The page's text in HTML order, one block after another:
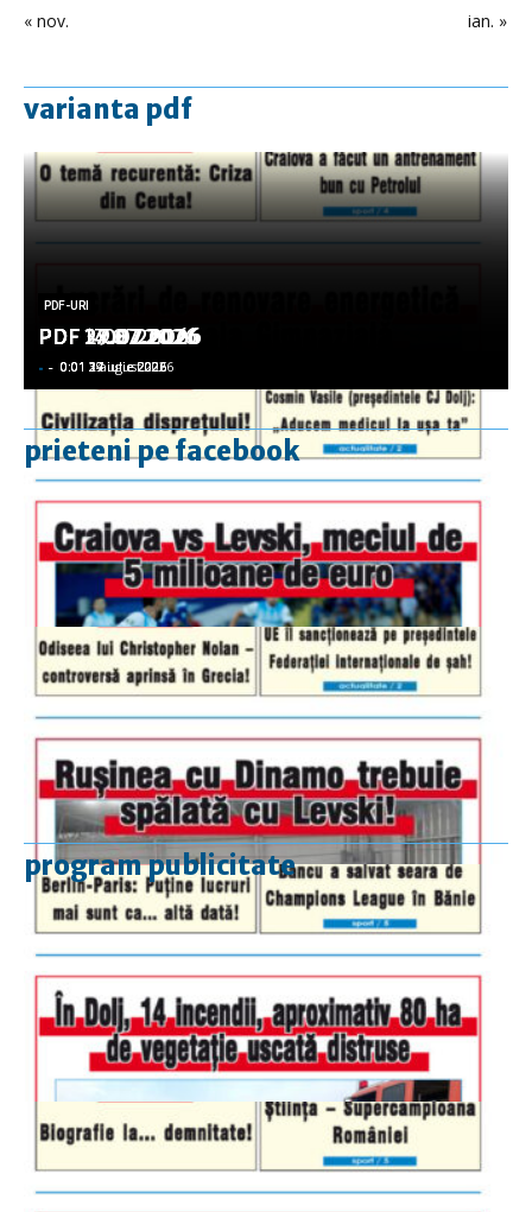
« nov. ian. »
varianta pdf
PDF-URI
PDF 3.08.2026
- - 0:01 3 august 2026
PDF-URI
PDF 29.07.2026
- - 0:01 29 iulie 2026
PDF-URI
PDF 27.07.2026
- - 0:01 27 iulie 2026
PDF-URI
PDF 17.07.2026
- - 0:01 17 iulie 2026
PDF-URI
PDF 14.07.2026
- - 0:01 14 iulie 2026
prieteni pe facebook
program publicitate
luni-vineri
9.00 - 17.00
duminică
9.00 - 12.00